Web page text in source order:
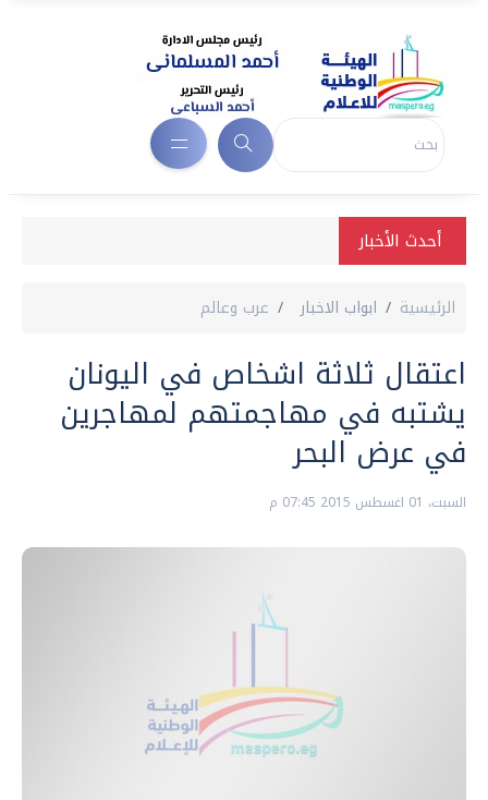
أحدث الأخبار
الرئيسية ابواب الاخبار عرب وعالم
اعتقال ثلاثة اشخاص في اليونان
يشتبه في مهاجمتهم لمهاجرين
في عرض البحر
السبت، 01 اغسطس 2015 07:45 م